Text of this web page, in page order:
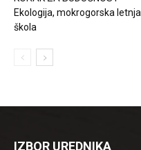
Ekologija, mokrogorska letnja
škola
IZBOR UREDNIKA